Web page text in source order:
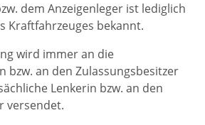
dem Anzeigenleger ist lediglich
Kraftfahrzeuges bekannt.
wird immer an die
bzw. an den Zulassungsbesitzer
Lenkerin bzw. an den
versendet.